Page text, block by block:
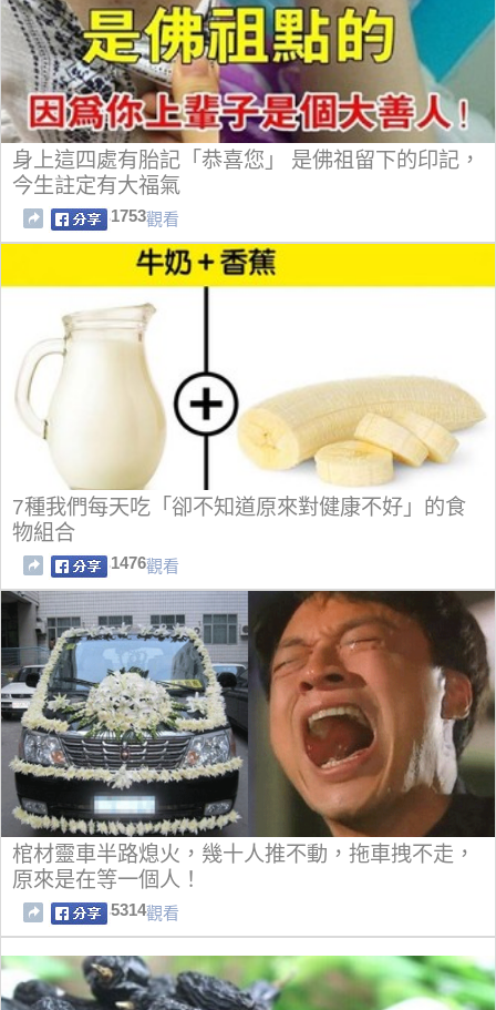
身上這四處有胎記「恭喜您」 是佛祖留下的印記，
今生註定有大福氣
1753觀看
7種我們每天吃「卻不知道原來對健康不好」的食
物組合
1476觀看
棺材靈車半路熄火，幾十人推不動，拖車拽不走，
原來是在等一個人！
5314觀看